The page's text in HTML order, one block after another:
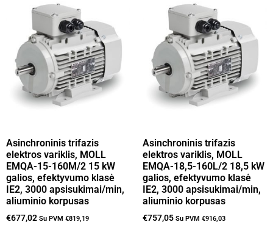
Asinchroninis trifazis
elektros variklis, MOLL
EMQA-15-160M/2 15 kW
galios, efektyvumo klasė
IE2, 3000 apsisukimai/min,
aliuminio korpusas
€677,02 Su PVM €819,19
Asinchroninis trifazis
elektros variklis, MOLL
EMQA-18,5-160L/2 18,5 kW
galios, efektyvumo klasė
IE2, 3000 apsisukimai/min,
aliuminio korpusas
€757,05 Su PVM €916,03